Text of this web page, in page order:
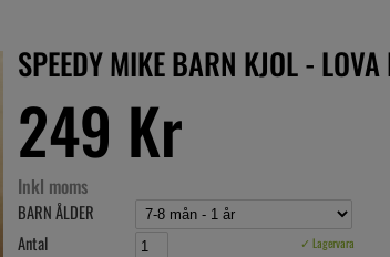
SPEEDY MIKE BARN KJOL -
249 Kr
Inkl moms
BARN ÅLDER
Antal
✓ Lagervara